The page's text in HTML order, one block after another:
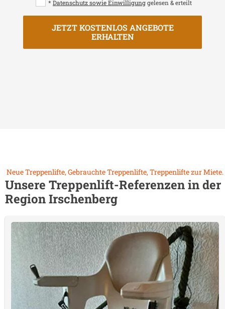
* Datenschutz sowie Einwilligung gelesen & erteilt
JETZT KOSTENLOS ANGEBOTE
ERHALTEN
Neue Treppenlifte, Gebrauchte Treppenlifte, Treppenlifte zur Miete.
Unsere Treppenlift-Referenzen in der
RegionIrschenberg